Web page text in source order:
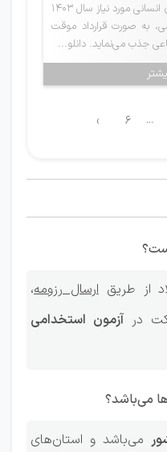
فولاد خراسان به منظور تامین نیروی انسانی مورد نیاز سال 1403
به صورت قرارداد موقت
جذب می‌نماید. دانلو...
... ۶ ›
از طریقارسال رزومه،
در آزمون استخدامی
می‌باشد؟
می‌باشد و استان‌های